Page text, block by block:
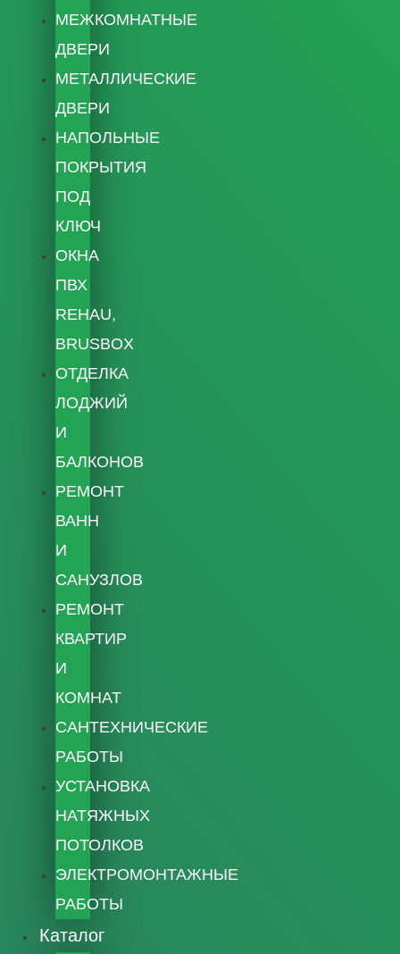
МЕЖКОМНАТНЫЕ
ДВЕРИ
МЕТАЛЛИЧЕСКИЕ
ДВЕРИ
НАПОЛЬНЫЕ
ПОКРЫТИЯ
ПОД
КЛЮЧ
ОКНА
ПВХ
REHAU,
BRUSBOX
ОТДЕЛКА
ЛОДЖИЙ
И
БАЛКОНОВ
РЕМОНТ
ВАНН
И
САНУЗЛОВ
РЕМОНТ
КВАРТИР
И
КОМНАТ
САНТЕХНИЧЕСКИЕ
РАБОТЫ
УСТАНОВКА
НАТЯЖНЫХ
ПОТОЛКОВ
ЭЛЕКТРОМОНТАЖНЫЕ
РАБОТЫ
Каталог